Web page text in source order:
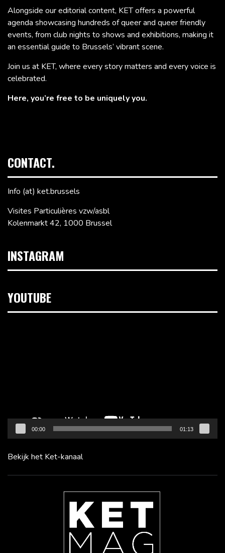
Alongside our editorial content, KET offers a powerful
agenda showcasing hundreds of queer and queer friendly
events, from club nights to shows and exhibitions, making it
an essential guide to Brussels’ vibrant scene.
Join us at KET, where every story matters and every voice is
celebrated.
Here, you’re free to be uniquely you.
CONTACT.
Info (at) ket.brussels
Visites Particulières vzw/asbl
Kolenmarkt 42, 1000 Brussel
INSTAGRAM
YOUTUBE
00:00 01:13
Bekijk het Ket-kanaal